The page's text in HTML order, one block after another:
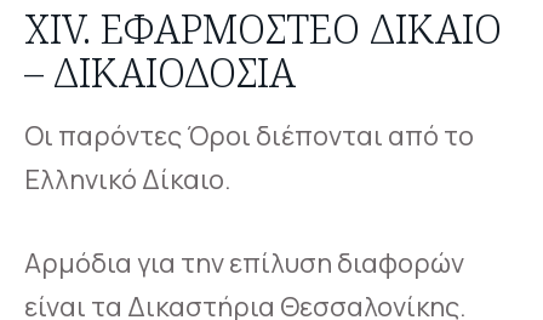
XIV. ΕΦΑΡΜΟΣΤΈΟ ΔΊΚΑΙΟ
– ΔΙΚΑΙΟΔΟΣΊΑ
Οι παρόντες Όροι διέπονται από το
Ελληνικό Δίκαιο.
Αρμόδια για την επίλυση διαφορών
είναι τα Δικαστήρια Θεσσαλονίκης.